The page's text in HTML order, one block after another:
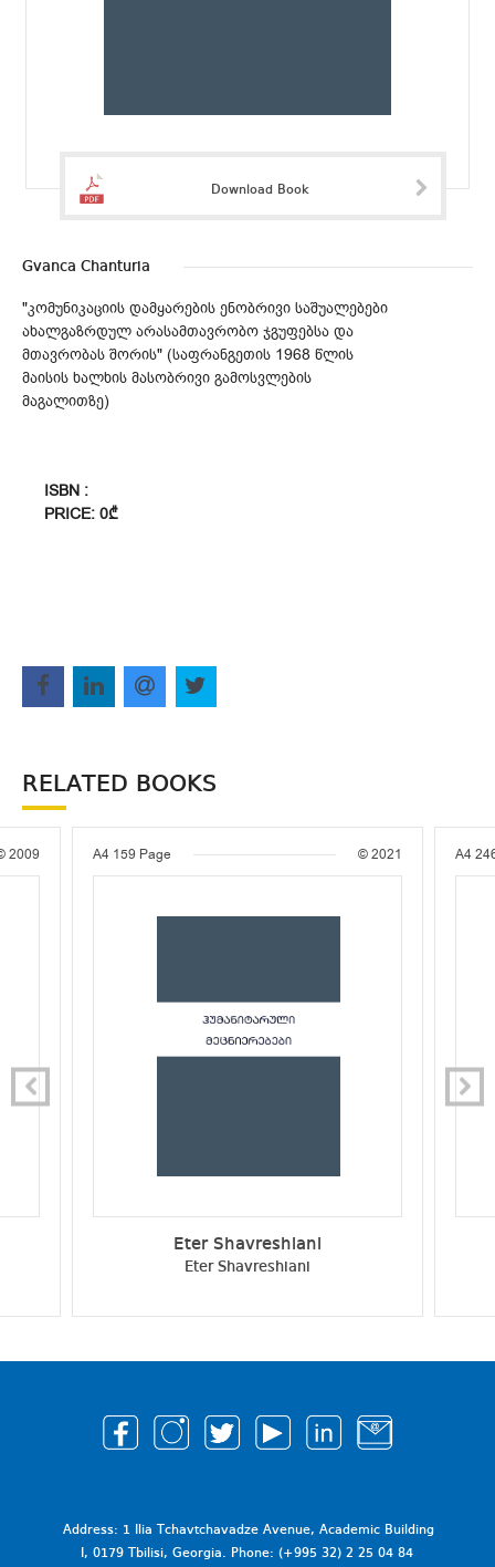
Download Book
Gvanca Chanturia
"კომუნიკაციის დამყარების ენობრივი საშუალებები
ახალგაზრდულ არასამთავრობო ჯგუფებსა და
მთავრობას შორის" (საფრანგეთის 1968 წლის
მაისის ხალხის მასობრივი გამოსვლების
მაგალითზე)
ISBN :
PRICE: 0₾
RELATED BOOKS
2009 A4 159 Page © 2021
Eter Shavreshiani
Eter Shavreshiani
A4
Address: 1 Ilia Tchavtchavadze Avenue, Academic Building
I, 0179 Tbilisi, Georgia. Phone: (+995 32) 2 25 04 84